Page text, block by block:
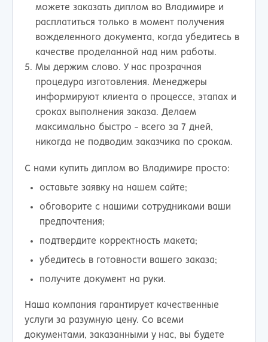
можете заказать диплом во Владимире и
расплатиться только в момент получения
вожделенного документа, когда убедитесь в
качестве проделанной над ним работы.
Мы держим слово. У нас прозрачная
процедура изготовления. Менеджеры
информируют клиента о процессе, этапах и
сроках выполнения заказа. Делаем
максимально быстро - всего за 7 дней,
никогда не подводим заказчика по срокам.
С нами купить диплом во Владимире просто:
оставьте заявку на нашем сайте;
обговорите с нашими сотрудниками ваши
предпочтения;
подтвердите корректность макета;
убедитесь в готовности вашего заказа;
получите документ на руки.
Наша компания гарантирует качественные
услуги за разумную цену. Со всеми
документами, заказанными у нас, вы будете